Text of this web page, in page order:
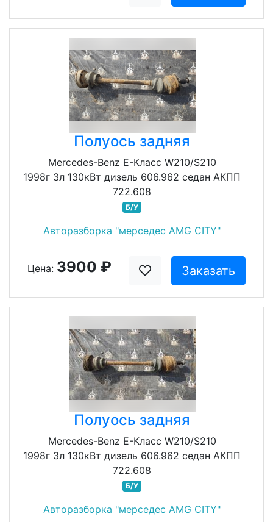
Полуось задняя
Mercedes-Benz E-Класс W210/S210
1998г 3л 130кВт дизель 606.962 седан АКПП
722.608
Б/У
Авторазборка "мерседес AMG CITY"
Цена: 3900 ₽ Заказать
Полуось задняя
Mercedes-Benz E-Класс W210/S210
1998г 3л 130кВт дизель 606.962 седан АКПП
722.608
Б/У
Авторазборка "мерседес AMG CITY"